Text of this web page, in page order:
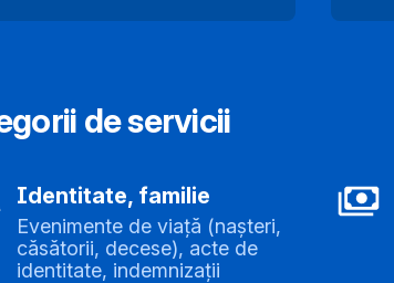
de servicii
Identitate, familie
Evenimente de viață (nașteri,
căsătorii, decese), acte de
identitate, indemnizații